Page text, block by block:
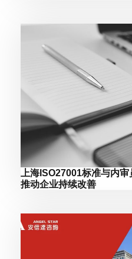
上海ISO27001标准与内
推动企业持续改善